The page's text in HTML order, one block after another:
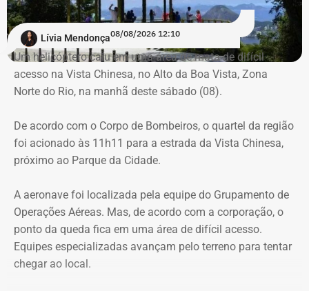
Lívia Mendonça08/08/2026 12:10
Um helicóptero caiu em uma área de mata de difícil
acesso na Vista Chinesa, no Alto da Boa Vista, Zona
Norte do Rio, na manhã deste sábado (08).
De acordo com o Corpo de Bombeiros, o quartel da região
foi acionado às 11h11 para a estrada da Vista Chinesa,
próximo ao Parque da Cidade.
A aeronave foi localizada pela equipe do Grupamento de
Operações Aéreas. Mas, de acordo com a corporação, o
ponto da queda fica em uma área de difícil acesso.
Equipes especializadas avançam pelo terreno para tentar
chegar ao local.